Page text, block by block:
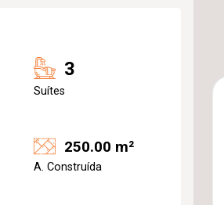
3
Suítes
250.00 m²
A. Construída